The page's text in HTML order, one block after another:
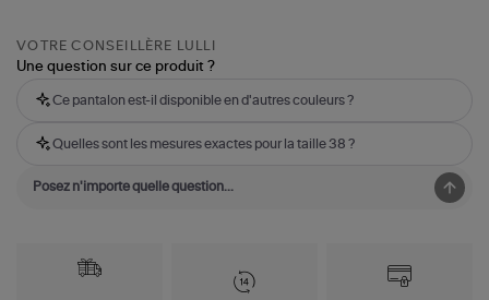
VOTRE CONSEILLÈRE LULLI
Une question sur ce produit ?
Ce pantalon est-il disponible en d'autres couleurs ?
Quelles sont les mesures exactes pour la taille 38 ?